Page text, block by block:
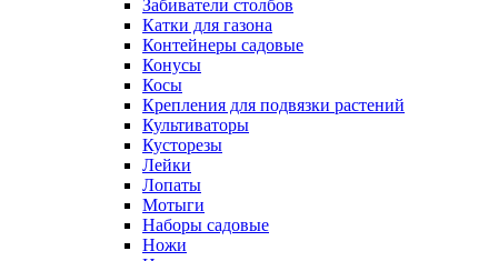
Забиватели столбов
Катки для газона
Контейнеры садовые
Конусы
Косы
Крепления для подвязки растений
Культиваторы
Кусторезы
Лейки
Лопаты
Мотыги
Наборы садовые
Ножи